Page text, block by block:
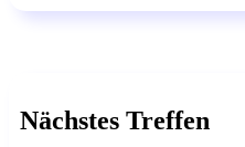
Nächstes Treffen